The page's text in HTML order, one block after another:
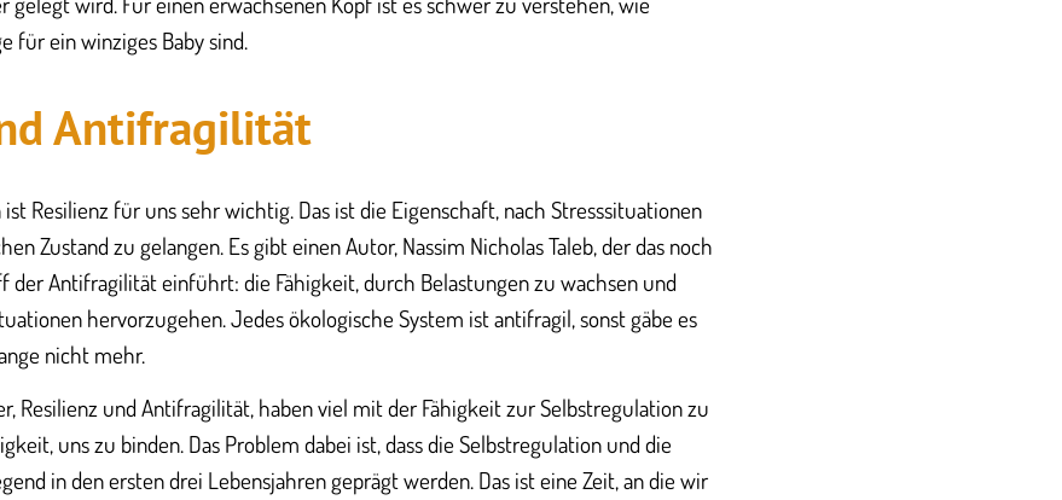
für ein winziges Baby sind.
Antifragilität
Resilienz für uns sehr wichtig. Das ist die Eigenschaft, nach Stresssituationen
Zustand zu gelangen. Es gibt einen Autor, Nassim Nicholas Taleb, der das noch
der Antifragilität einführt: die Fähigkeit, durch Belastungen zu wachsen und
hervorzugehen. Jedes ökologische System ist antifragil, sonst gäbe es
nicht mehr.
Resilienz und Antifragilität, haben viel mit der Fähigkeit zur Selbstregulation zu
uns zu binden. Das Problem dabei ist, dass die Selbstregulation und die
in den ersten drei Lebensjahren geprägt werden. Das ist eine Zeit, an die wir